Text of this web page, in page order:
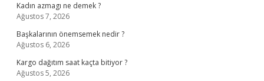
Kadın azmagı ne demek ?
Ağustos 7, 2026
Başkalarının önemsemek nedir ?
Ağustos 6, 2026
Kargo dağıtım saat kaçta bitiyor ?
Ağustos 5, 2026